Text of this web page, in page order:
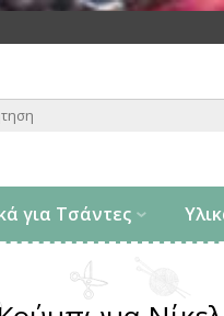
για Τσάντες